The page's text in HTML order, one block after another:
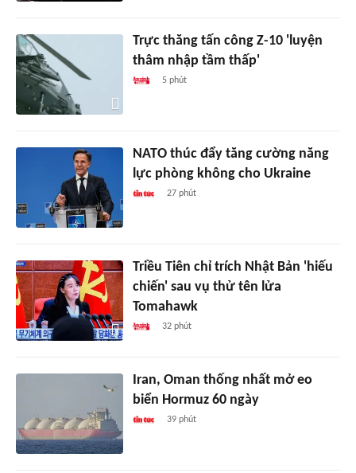
Trực thăng tấn công Z-10 'luyện
thâm nhập tầm thấp'
5 phút
NATO thúc đẩy tăng cường năng
lực phòng không cho Ukraine
27 phút
Triều Tiên chỉ trích Nhật Bản 'hiếu
chiến' sau vụ thử tên lửa
Tomahawk
32 phút
Iran, Oman thống nhất mở eo
biển Hormuz 60 ngày
39 phút